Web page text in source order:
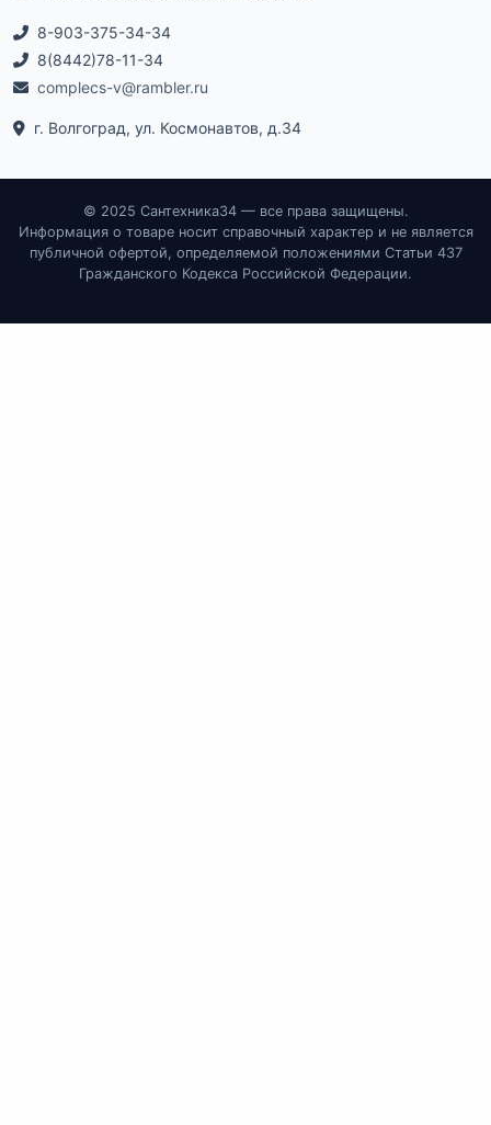
8-903-375-34-34
8(8442)78-11-34
complecs-v@rambler.ru
г. Волгоград, ул. Космонавтов, д.34
© 2025 Сантехника34 — все права защищены.
Информация о товаре носит справочный характер и не является
публичной офертой, определяемой положениями Статьи 437
Гражданского Кодекса Российской Федерации.